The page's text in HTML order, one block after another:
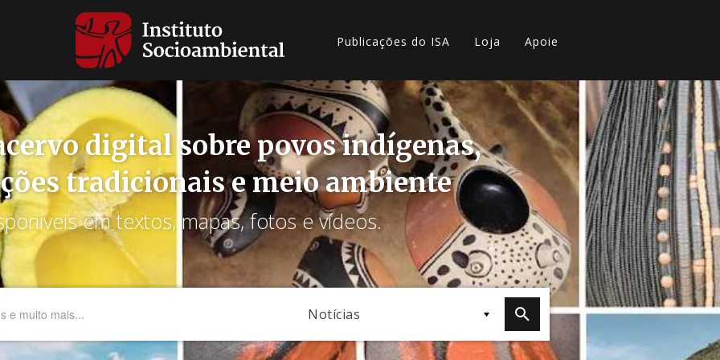
Publicações do ISA Loja Apoie
digital sobre povos indígenas,
tradicionais e meio ambiente
em textos, mapas, fotos e vídeos.
Notícias